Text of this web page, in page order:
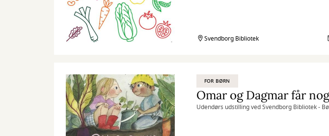
Svendborg Bibliotek
FOR BØRN
Omar og Dagmar får
Udendørs udstilling ved Svendborg Bibliotek -